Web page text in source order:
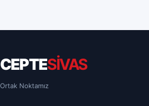
CEPTESİVAS
Ortak Noktamız